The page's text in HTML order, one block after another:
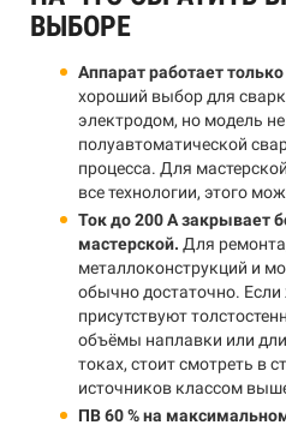
ВЫБОРЕ
Аппарат работает
хороший выбор для
электродом, но модель
полуавтоматической
процесса. Для
все технологии, этого
Ток до 200 А закрывает
мастерской. Для
металлоконструкций и
обычно достаточно. Если
присутствуют
объёмы наплавки или
токах, стоит смотреть в
источников классом
ПВ 60 % на